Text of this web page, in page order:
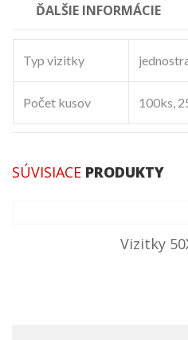
ĎALŠIE INFORMÁCIE
Typ vizitky
Počet kusov 100ks,
SÚVISIACE PRODUKTY
Vizitky